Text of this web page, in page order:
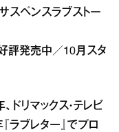
スペンスラブストー
評発売中／10月スタ
ドリマックス・テレビ
ラブレター』でプロ